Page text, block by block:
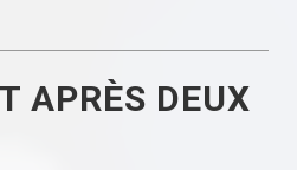
APRÈS DEUX